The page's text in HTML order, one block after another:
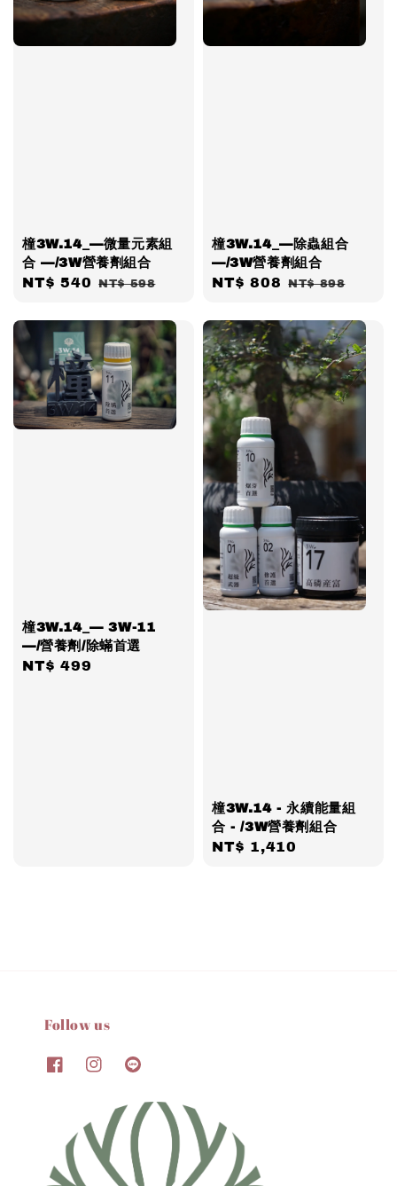
橦3W.14_—微量元素組
合 —/3W營養劑組合
Sale
NT$ 540 Regular
NT$ 598
橦3W.14_—除蟲組合
—/3W營養劑組合
Sale
NT$ 808 Regular
NT$ 898
橦3W.14_— 3W-11
—/營養劑/除蟎首選
Regular
NT$ 499
橦3W.14 - 永續能量組
合 - /3W營養劑組合
Regular
NT$ 1,410
Follow us